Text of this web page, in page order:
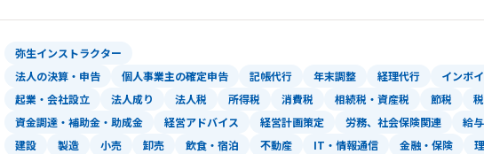
弥生インストラクター
法人の決算・申告
個人事業主の確定申告 記帳代行 年末調整 経理代行 インボ
起業・会社設立
法人成り 法人税 所得税 消費税 相続税・資産税 節税
資金調達・補助金・助成金
経営アドバイス 経営計画策定 労務、社会保険関連 給
建設
製造 小売 卸売 飲食・宿泊 不動産 IT・情報通信 金融・保険